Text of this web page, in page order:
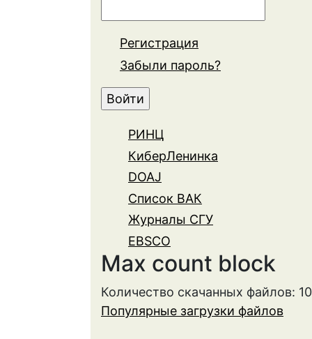
Регистрация
Забыли пароль?
РИНЦ
КиберЛенинка
DOAJ
Список ВАК
Журналы СГУ
EBSCO
Max count block
Количество скачанных файлов:
Популярные загрузки файлов